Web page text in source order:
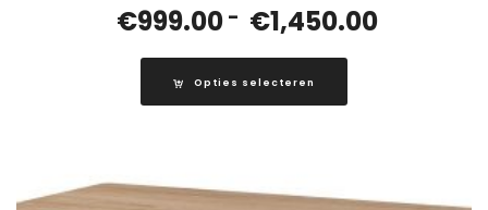
€999.00 - €1,450.00
Opties selecteren